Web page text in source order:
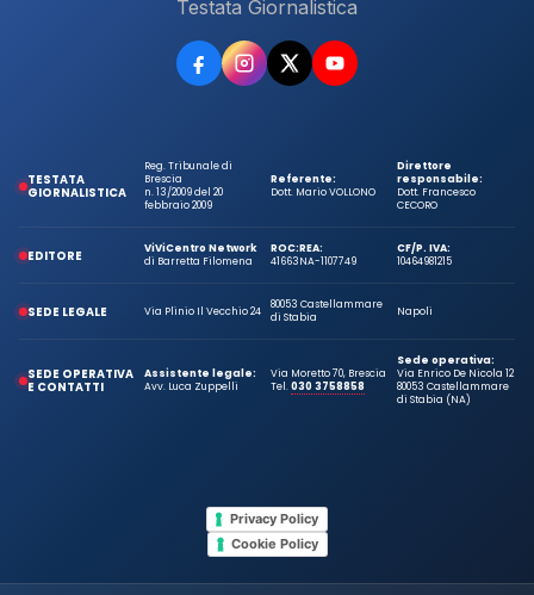
Testata Giornalistica
TESTATA
GIORNALISTICA
Reg. Tribunale di
Brescia
n. 13/2009 del 20
febbraio 2009
Referente:
Dott. Mario VOLLONO
Direttore
responsabile:
Dott. Francesco
CECORO
EDITORE
ViViCentro Network
di Barretta Filomena
ROC:
41663
REA:
NA-1107749
CF/P. IVA:
10464981215
SEDE LEGALE Via Plinio Il Vecchio 24
80053 Castellammare
di Stabia
Napoli
SEDE OPERATIVA
E CONTATTI
Assistente legale:
Avv. Luca Zuppelli
Via Moretto 70, Brescia
Tel.030 3758858
Sede operativa:
Via Enrico De Nicola 12
80053 Castellammare
di Stabia (NA)
Privacy Policy
Cookie Policy